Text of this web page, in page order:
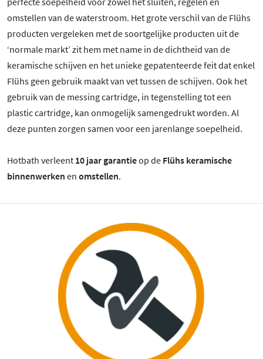
omstellen van de waterstroom. Het grote verschil van de Flühs
producten vergeleken met de soortgelijke producten uit de
‘normale markt’ zit hem met name in de dichtheid van de
keramische schijven en het unieke gepatenteerde feit dat enkel
Flühs geen gebruik maakt van vet tussen de schijven. Ook het
gebruik van de messing cartridge, in tegenstelling tot een
plastic cartridge, kan onmogelijk samengedrukt worden. Al
deze punten zorgen samen voor een jarenlange soepelheid.
Hotbath verleent 10 jaar garantieop de Flühs keramische
binnenwerken en omstellen.